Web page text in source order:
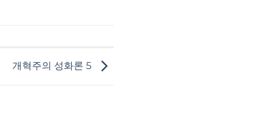
개혁주의 성화론 5